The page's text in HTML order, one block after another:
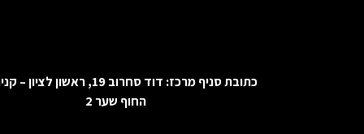
כתובת סניף מרכז:
דוד סחרוב 19, ראשון לציון –
החוף שער 2